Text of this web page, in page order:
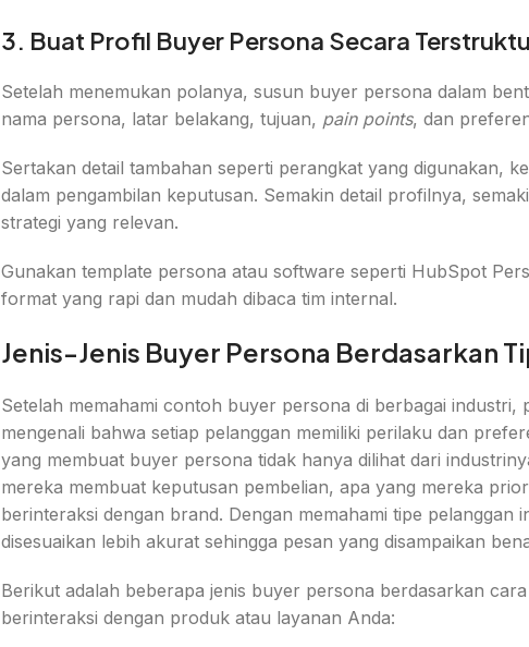
3. Buat Profil Buyer Persona Secara
Setelah menemukan polanya, susun buyer persona dalam
nama persona, latar belakang, tujuan, pain points, dan
Sertakan detail tambahan seperti perangkat yang digunakan,
dalam pengambilan keputusan. Semakin detail profilnya,
strategi yang relevan.
Gunakan template persona atau software seperti HubSpot
format yang rapi dan mudah dibaca tim internal.
Jenis-Jenis Buyer Persona Berdasarkan
Setelah memahami contoh buyer persona di berbagai industri,
mengenali bahwa setiap pelanggan memiliki perilaku dan
yang membuat buyer persona tidak hanya dilihat dari
mereka membuat keputusan pembelian, apa yang mereka
berinteraksi dengan brand. Dengan memahami tipe pelanggan
disesuaikan lebih akurat sehingga pesan yang disampaikan
Berikut adalah beberapa jenis buyer persona berdasarkan
berinteraksi dengan produk atau layanan Anda: